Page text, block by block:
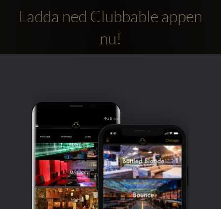
Ladda ned Clubbable appen
nu!